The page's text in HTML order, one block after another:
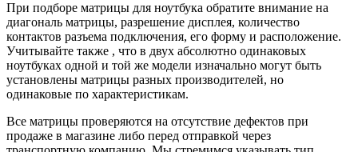
При подборе матрицы для ноутбука обратите внимание на
диагональ матрицы, разрешение дисплея, количество
контактов разъема подключения, его форму и расположение.
Учитывайте также , что в двух абсолютно одинаковых
ноутбуках одной и той же модели изначально могут быть
установлены матрицы разных производителей, но
одинаковые по характеристикам.
Все матрицы проверяются на отсутствие дефектов при
продаже в магазине либо перед отправкой через